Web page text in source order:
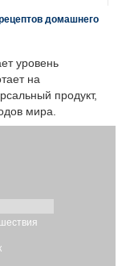
домашнего
уровень
на
продукт,
мира.